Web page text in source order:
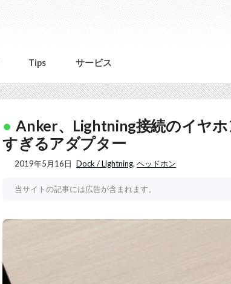
Tips サービス
Anker、Lightning接続のイヤ
すぎるアダプター
2019年5月16日 Dock / Lightning,ヘッドホン
当サイトの記事には広告が含まれます。